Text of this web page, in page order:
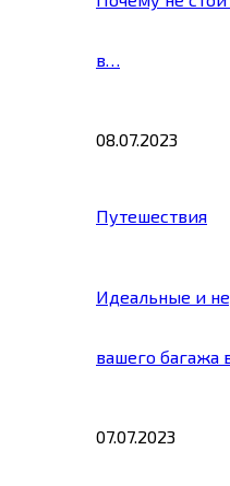
в…
08.07.2023
Путешествия
Идеальные и
вашего багажа
07.07.2023